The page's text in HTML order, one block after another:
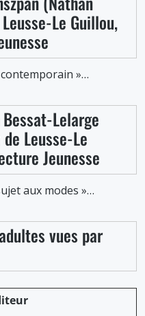
Le Guillou,
»…
Lelarge
Leusse-Le
Jeunesse
aux modes »…
vues par